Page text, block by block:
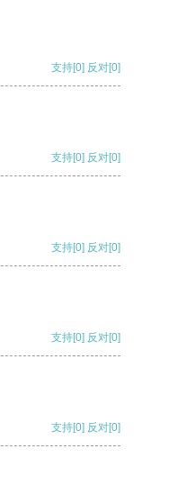
支持[0] 反对[0]
支持[0] 反对[0]
支持[0] 反对[0]
支持[0] 反对[0]
支持[0] 反对[0]